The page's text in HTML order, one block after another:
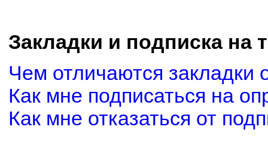
Закладки и подписка на
Чем отличаются закладки
Как мне подписаться на
Как мне отказаться от